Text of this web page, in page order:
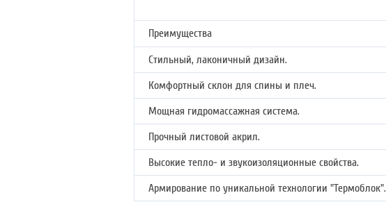
Преимущества
Стильный, лаконичный дизайн.
Комфортный склон для спины и плеч.
Мощная гидромассажная система.
Прочный листовой акрил.
Высокие тепло- и звукоизоляционные свойства.
Армирование по уникальной технологии "Термоблок".